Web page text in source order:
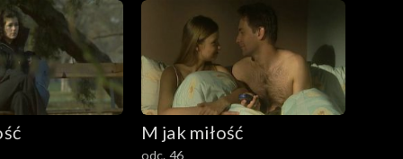
M jak miłość
odc. 46